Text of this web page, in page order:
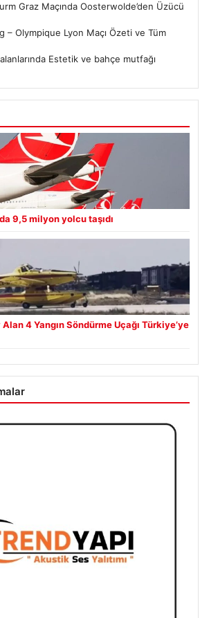
Graz Maçında Oosterwolde’den Üzücü
– Olympique Lyon Maçı Özeti ve Tüm
Estetik ve bahçe mutfağı
9,5 milyon yolcu taşıdı
Alan 4 Yangın Söndürme Uçağı Türkiye’ye